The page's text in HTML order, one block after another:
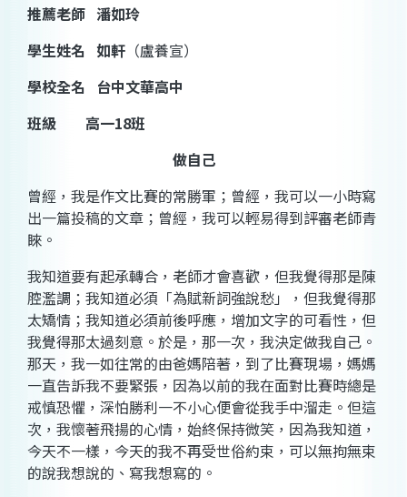
推薦老師 潘如玲
學生姓名 如軒 （盧養宣）
學校全名
台中文華高中
班級
高一18班
做自己
曾經，我是作文比賽的常勝軍；曾經，我可以一小時寫
出一篇投稿的文章；曾經，我可以輕易得到評審老師青
睞。
我知道要有起承轉合，老師才會喜歡，但我覺得那是陳
腔濫調；我知道必須「為賦新詞強說愁」，但我覺得那
太矯情；我知道必須前後呼應，增加文字的可看性，但
我覺得那太過刻意。於是，那一次，我決定做我自己。
那天，我一如往常的由爸媽陪著，到了比賽現場，媽媽
一直告訴我不要緊張，因為以前的我在面對比賽時總是
戒慎恐懼，深怕勝利一不小心便會從我手中溜走。但這
次，我懷著飛揚的心情，始終保持微笑，因為我知道，
今天不一樣，今天的我不再受世俗約束，可以無拘無束
的說我想說的、寫我想寫的。